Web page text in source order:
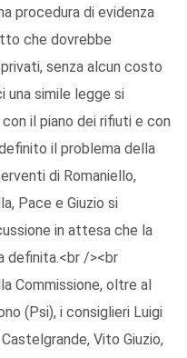
procedura di evidenza
che dovrebbe
senza alcun costo
una simile legge si
il piano dei rifiuti e con
il problema della
di Romaniello,
Pace e Giuzio si
in attesa che la
definita.<br /><br
Commissione, oltre al
(Psi), i consiglieri Luigi
Vito Giuzio,